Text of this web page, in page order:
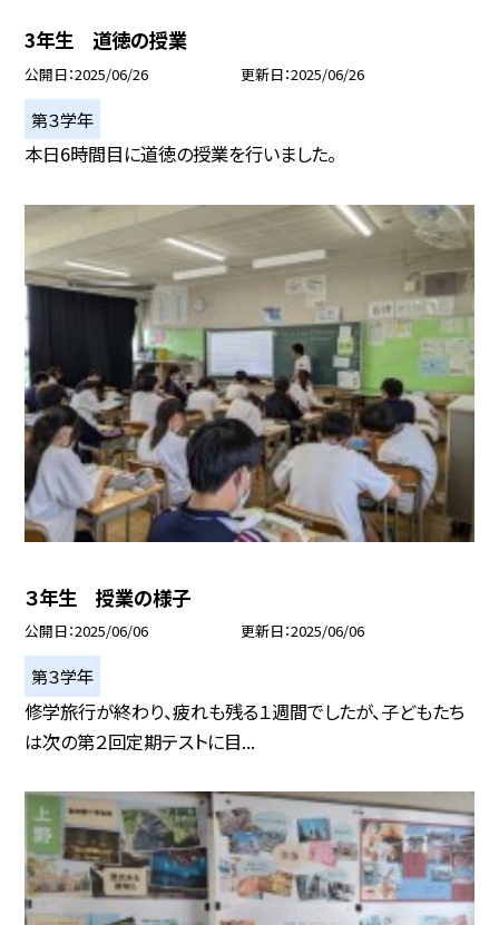
3年生 道徳の授業
公開日 2025/06/26 更新日 2025/06/26
第３学年
本日6時間目に道徳の授業を行いました。
３年生 授業の様子
公開日 2025/06/06 更新日 2025/06/06
第３学年
修学旅行が終わり、疲れも残る１週間でしたが、子どもたち
は次の第２回定期テストに目...